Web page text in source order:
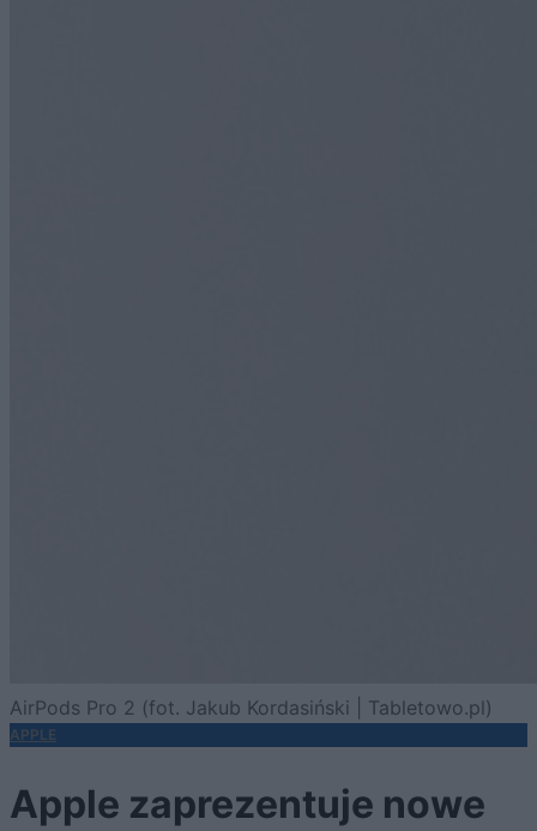
AirPods Pro 2 (fot. Jakub Kordasiński | Tabletowo.pl)
APPLE
Apple zaprezentuje nowe